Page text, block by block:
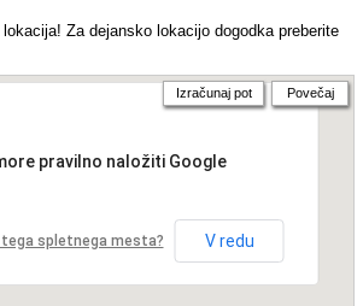
Za dejansko lokacijo dogodka preberite
pravilno naložiti Google
spletnega mesta? V redu
Izračunaj pot Povečaj